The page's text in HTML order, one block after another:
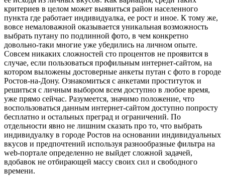
критериев в целом может выявиться район населенного
пункта где работает индивидуалка, ее рост и иное. К тому же,
вовсе немаловажной оказывается уникальная возможность
выбрать путану по подлинной фото, в чем конкретно
довольно-таки многие уже убедились на личном опыте.
Совсем никаких сложностей сто процентов не проявится в
случае, если пользоваться профильным интернет-сайтом, на
котором выложены достоверные анкеты путан с фото в городе
Ростов-на-Дону. Ознакомиться с анкетами проституток и
решиться с личным выбором всем доступно в любое время,
уже прямо сейчас. Разумеется, значимо положение, что
воспользоваться данным интернет-сайтом доступно попросту
бесплатно и остальных преград и ограничений. По
отдельности явно не лишним сказать про то, что выбрать
индивидуалку в городе Ростов на основании индивидуальных
вкусов и предпочтений используя разнообразные фильтра на
web-портале определенно не выйдет сложной задачей,
вдобавок не отбирающей массу своих сил и свободного
времени.